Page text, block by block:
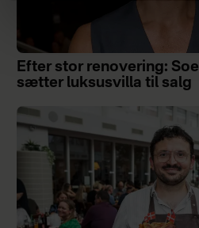
Efter stor renovering:
sætter luksusvilla til salg